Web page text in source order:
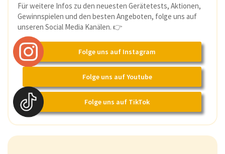
Für weitere Infos zu den neuesten Gerätetests, Aktionen,
Gewinnspielen und den besten Angeboten, folge uns auf
unseren Social Media Kanälen. 👉
Folge uns auf Instagram
Folge uns auf Youtube
Folge uns auf TikTok